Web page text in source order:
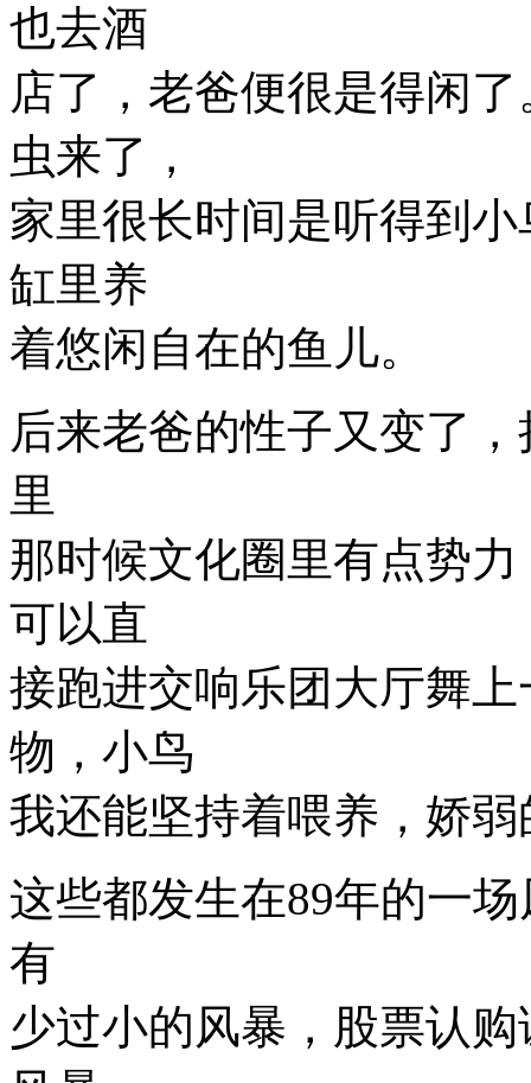
也去酒
店了，老爸便很是得闲
虫来了，
家里很长时间是听得到
缸里养
着悠闲自在的鱼儿。
后来老爸的性子又变了
里
那时候文化圈里有点势
可以直
接跑进交响乐团大厅舞
物，小鸟
我还能坚持着喂养，娇
这些都发生在89年的一
有
少过小的风暴，股票认